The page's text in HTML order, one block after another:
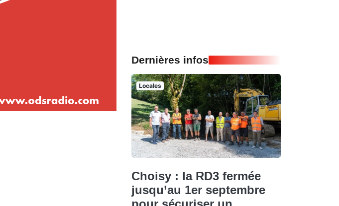
Dernières infos
Locales
Choisy : la RD3 fermée
jusqu’au 1er septembre